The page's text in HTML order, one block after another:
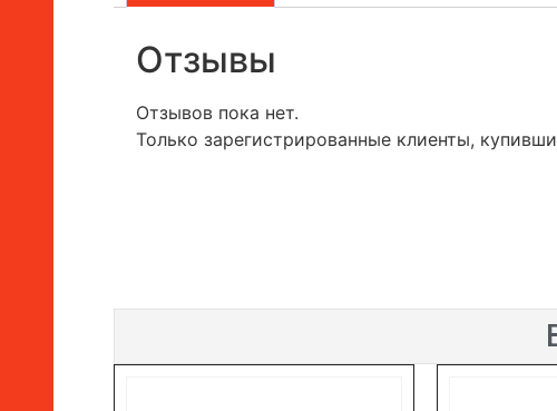
Отзывы
Отзывов пока нет.
Только зарегистрированные клиенты,